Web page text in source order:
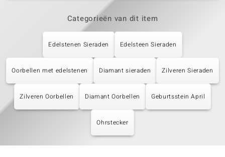
Categorieën van dit item
Edelstenen Sieraden Edelsteen Sieraden
Oorbellen met edelstenen Diamant sieraden Zilveren Sieraden
Zilveren Oorbellen Diamant Oorbellen Geburtsstein April
Ohrstecker